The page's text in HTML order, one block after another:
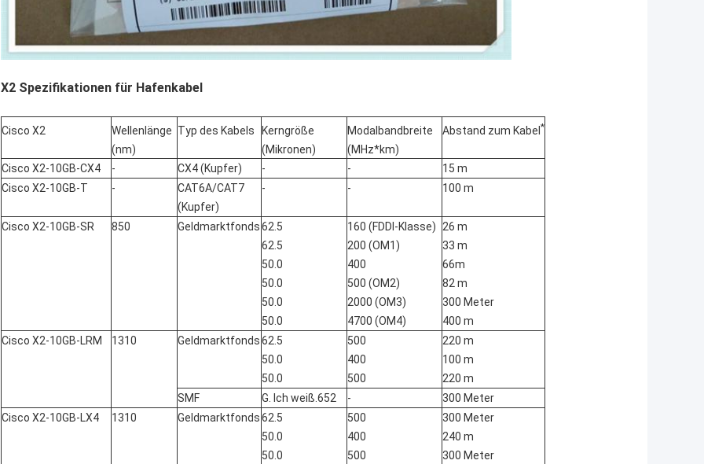
X2 Spezifikationen für Hafenkabel
Cisco X2
Wellenlänge
(nm)
Typ des Kabels
Kerngröße
(Mikronen)
Modalbandbreite
(MHz*km)
Abstand zum Kabel*
Cisco X2-10GB-CX4 - CX4 (Kupfer) - -
15 m
Cisco X2-10GB-T
-
CAT6A/CAT7
(Kupfer)
- - 100 m
Cisco X2-10GB-SR 850 Geldmarktfonds62.5
62.5
50.0
50.0
50.0
50.0
160 (FDDI-Klasse)
200 (OM1)
400
500 (OM2)
2000 (OM3)
4700 (OM4)
26 m
33 m
66m
82 m
300 Meter
400 m
Cisco X2-10GB-LRM
1310 Geldmarktfonds62.5
50.0
50.0
500
400
500
220 m
100 m
220 m
SMF
G. Ich weiß.652 -
300 Meter
Cisco X2-10GB-LX4
1310 Geldmarktfonds62.5
50.0
50.0
500
400
500
300 Meter
240 m
300 Meter